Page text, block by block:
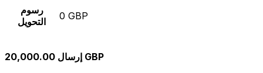
رسوم
التحويل
0 GBP
إرسال 20,000.00 GBP